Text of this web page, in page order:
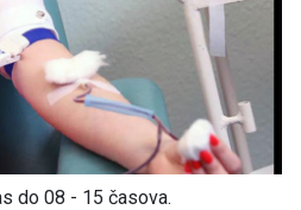
do 08 - 15 časova.